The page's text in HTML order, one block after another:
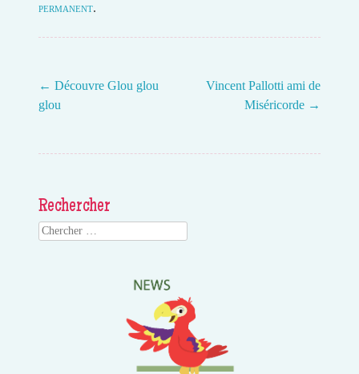
permanent.
Post navigation
← Découvre Glou glou
glou
Vincent Pallotti ami de
Miséricorde →
Rechercher
Search